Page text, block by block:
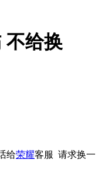
不给换
给荣耀客服 请求换一